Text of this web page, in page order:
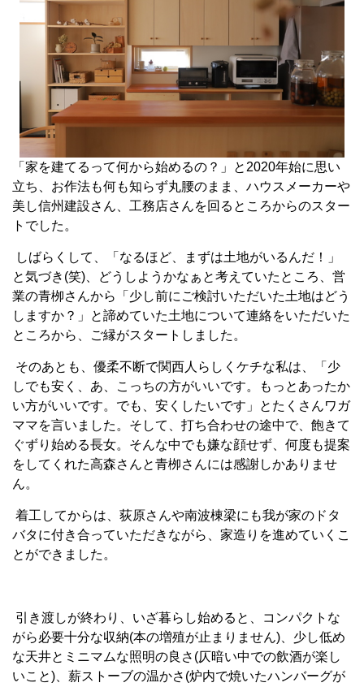
「家を建てるって何から始めるの？」と 2020年始に思い
立ち、お作法も何も知らず丸腰のまま、ハウスメーカーや
美し信州建設さん、工務店さんを回るところからのスター
トでした。
しばらくして、「なるほど、まずは土地がいるんだ！」
と気づき (笑) 、どうしようかなぁと考えていたところ、営
業の青栁さんから「少し前にご検討いただいた土地はどう
しますか？」と諦めていた土地について連絡をいただいた
ところから、ご縁がスタートしました。
そのあとも、優柔不断で関西人らしくケチな私は、「少
しでも安く、あ、こっちの方がいいです。もっとあったか
い方がいいです。でも、安くしたいです」とたくさんワガ
ママを言いました。そして、打ち合わせの途中で、飽きて
ぐずり始める長女。そんな中でも嫌な顔せず、何度も提案
をしてくれた高森さんと青栁さんには感謝しかありませ
ん。
着工してからは、荻原さんや南波棟梁にも我が家のドタ
バタに付き合っていただきながら、家造りを進めていくこ
とができました。
引き渡しが終わり、いざ暮らし始めると、コンパクトな
がら必要十分な収納(本の増殖が止まりません) 、少し低め
な天井とミニマムな照明の良さ (仄暗い中での飲酒が楽し
いこと) 、薪ストーブの温かさ (炉内で焼いたハンバーグが